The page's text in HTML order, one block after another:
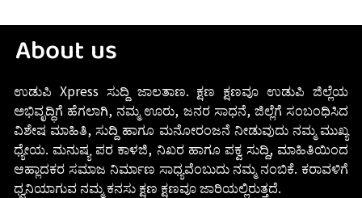
About us
ಉಡುಪಿ Xpress ಸುದ್ದಿ ಜಾಲತಾಣ. ಕ್ಷಣ ಕ್ಷಣವೂ ಉಡುಪಿ ಜಿಲ್ಲೆಯ
ಅಭಿವೃದ್ಧಿಗೆ ಹೆಗಲಾಗಿ, ನಮ್ಮ ಊರು, ಜನರ ಸಾಧನೆ, ಜಿಲ್ಲೆಗೆ ಸಂಬಂಧಿಸಿದ
ವಿಶೇಷ ಮಾಹಿತಿ, ಸುದ್ದಿ ಹಾಗೂ ಮನೋರಂಜನೆ ನೀಡುವುದು ನಮ್ಮ ಮುಖ್ಯ
ಧ್ಯೇಯ. ಮನುಷ್ಯ ಪರ ಕಾಳಜಿ, ನಿಖರ ಹಾಗೂ ಪಕ್ವ ಸುದ್ದಿ, ಮಾಹಿತಿಯಿಂದ
ಆಹ್ಲಾದಕರ ಸಮಾಜ ನಿರ್ಮಾಣ ಸಾಧ್ಯವೆಂಬುದು ನಮ್ಮ ನಂಬಿಕೆ. ಕರಾವಳಿಗೆ
ಧ್ವನಿಯಾಗುವ ನಮ್ಮ ಕನಸು ಕ್ಷಣ ಕ್ಷಣವೂ ಜಾರಿಯಲ್ಲಿರುತ್ತದೆ.